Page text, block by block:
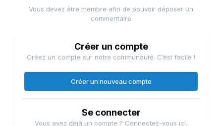
Vous devez être membre afin de pouvoir déposer un
commentaire
Créer un compte
Créez un compte sur notre communauté. C’est facile !
Créer un nouveau compte
Se connecter
Vous avez déjà un compte ? Connectez-vous ici.